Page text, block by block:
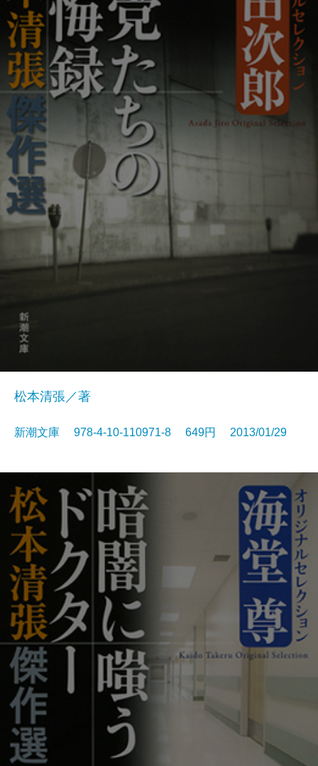
松本清張／著
新潮文庫 978-4-10-110971-8 649円 2013/01/29